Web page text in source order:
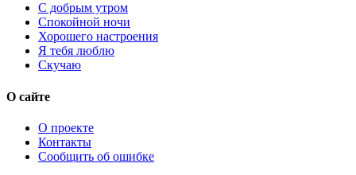
С добрым утром
Спокойной ночи
Хорошего настроения
Я тебя люблю
Скучаю
О сайте
О проекте
Контакты
Сообщить об ошибке